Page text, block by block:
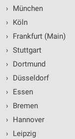
›
München
›
Köln
›
Frankfurt (Main)
› Stuttgart
›
Dortmund
›
Düsseldorf
›
Essen
›
Bremen
›
Hannover
›
Leipzig